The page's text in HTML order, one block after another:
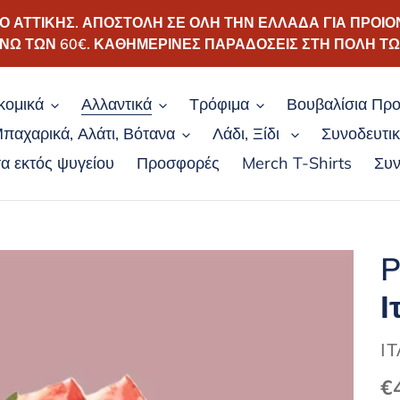
ΑΠΟΣΤΟΛΗ ΣΕ ΟΛΗ ΤΗΝ ΕΛΛΑΔΑ ΓΙΑ
ΤΩΝ 60€. ΚΑΘΗΜΕΡΙΝΕΣ ΠΑΡΑΔΟΣΕΙΣ ΣΤΗ ΠΟΛΗ
Αλλαντικά Τρόφιμα
Βουβαλίσια
Αλάτι, Βότανα
Λάδι, Ξίδι
εκτός ψυγείου
Προσφορές Merch T-Shirts